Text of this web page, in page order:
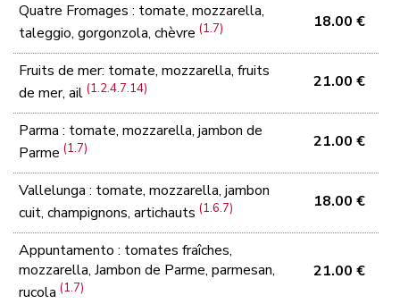
Quatre Fromages : tomate, mozzarella,
taleggio, gorgonzola, chèvre(1.7) 18.00 €
Fruits de mer: tomate, mozzarella, fruits
de mer, ail(1.2.4.7.14) 21.00 €
Parma : tomate, mozzarella, jambon de
Parme(1.7) 21.00 €
Vallelunga : tomate, mozzarella, jambon
cuit, champignons, artichauts(1.6.7) 18.00 €
Appuntamento : tomates fraîches,
mozzarella, Jambon de Parme, parmesan,
rucola(1.7)
21.00 €